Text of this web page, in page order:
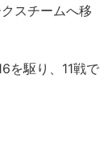
スチームへ移
を駆り、11戦で